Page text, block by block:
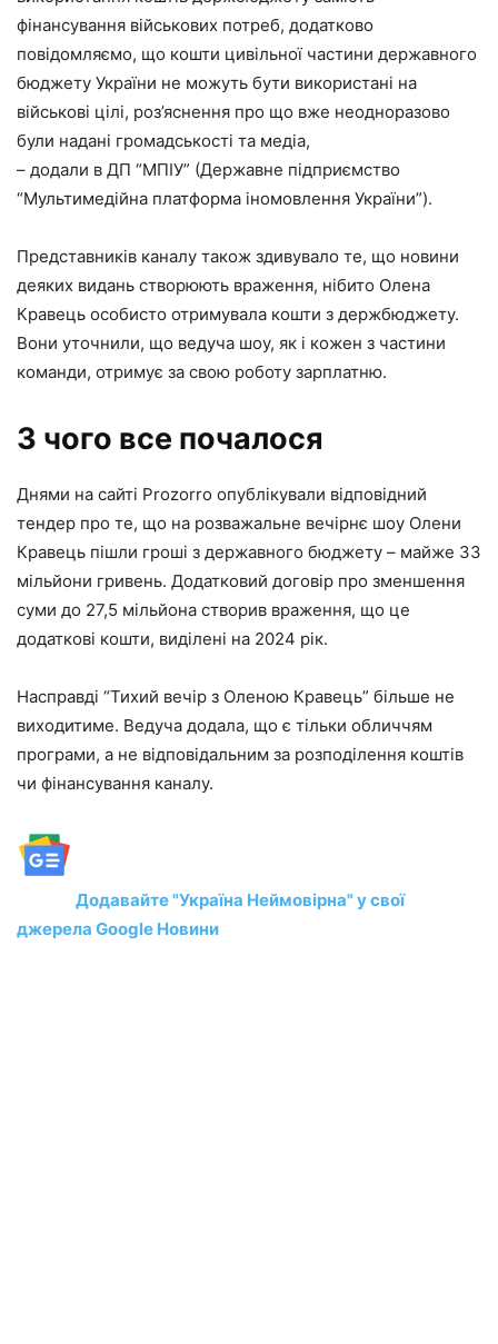
фінансування військових потреб, додатково
повідомляємо, що кошти цивільної частини державного
бюджету України не можуть бути використані на
військові цілі, роз’яснення про що вже неодноразово
були надані громадськості та медіа,
– додали в ДП “МПІУ” (Державне підприємство
“Мультимедійна платформа іномовлення України”).
Представників каналу також здивувало те, що новини
деяких видань створюють враження, нібито Олена
Кравець особисто отримувала кошти з держбюджету.
Вони уточнили, що ведуча шоу, як і кожен з частини
команди, отримує за свою роботу зарплатню.
З чого все почалося
Днями на сайті Prozorro опублікували відповідний
тендер про те, що на розважальне вечірнє шоу Олени
Кравець пішли гроші з державного бюджету – майже 33
мільйони гривень. Додатковий договір про зменшення
суми до 27,5 мільйона створив враження, що це
додаткові кошти, виділені на 2024 рік.
Насправді “Тихий вечір з Оленою Кравець” більше не
виходитиме. Ведуча додала, що є тільки обличчям
програми, а не відповідальним за розподілення коштів
чи фінансування каналу.
Додавайте "Україна Неймовірна" у свої
джерела Google Новини